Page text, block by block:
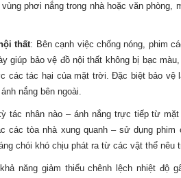
phơi nắng trong nhà hoặc văn phòng,
thất: Bên cạnh việc chống nóng, phim
giúp bảo vệ đồ nội thất không bị bạc
các tác hại của mặt trời. Đặc biệt bảo vệ
nắng bên ngoài.
tác nhân nào – ánh nắng trực tiếp từ
các tòa nhà xung quanh – sử dụngphim
chói khó chịu phát ra từ các vật thể nêu
năng giảm thiểu chênh lệch nhiệt độ